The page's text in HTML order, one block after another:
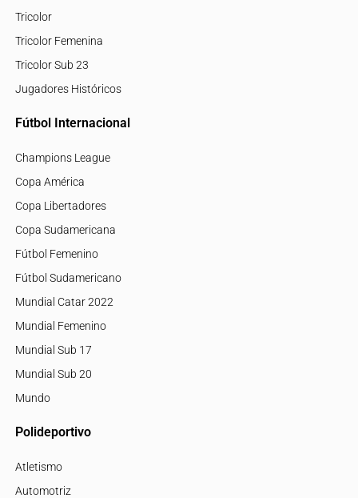
Tricolor
Tricolor Femenina
Tricolor Sub 23
Jugadores Históricos
Fútbol Internacional
Champions League
Copa América
Copa Libertadores
Copa Sudamericana
Fútbol Femenino
Fútbol Sudamericano
Mundial Catar 2022
Mundial Femenino
Mundial Sub 17
Mundial Sub 20
Mundo
Polideportivo
Atletismo
Automotriz